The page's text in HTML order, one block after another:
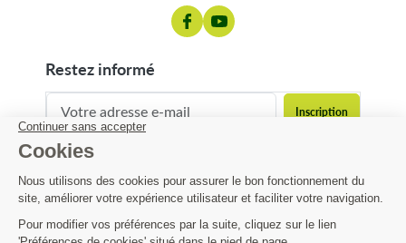
restez informé
contact@matijardin.fr 04 81 120 120
Matijardin